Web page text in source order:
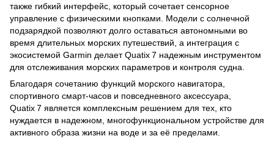
также гибкий интерфейс, который сочетает сенсорное
управление с физическими кнопками. Модели с солнечной
подзарядкой позволяют долго оставаться автономными во
время длительных морских путешествий, а интеграция с
экосистемой Garmin делает Quatix 7 надежным инструментом
для отслеживания морских параметров и контроля судна.
Благодаря сочетанию функций морского навигатора,
спортивного смарт-часов и повседневного аксессуара,
Quatix 7 является комплексным решением для тех, кто
нуждается в надежном, многофункциональном устройстве для
активного образа жизни на воде и за её пределами.